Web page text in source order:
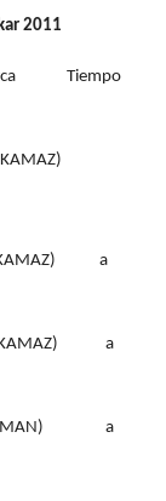
2011
Tiempo
a
a
a